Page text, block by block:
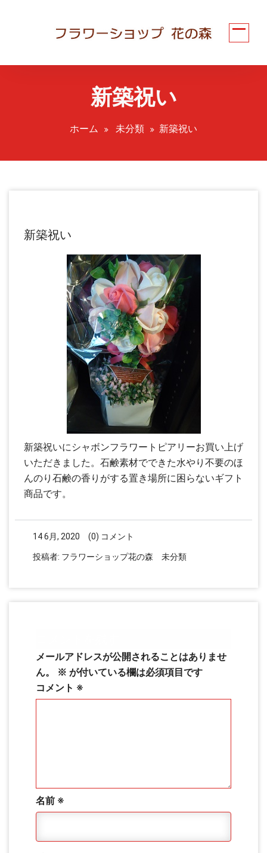
ツ
新築祝い
ホーム 未分類 新築祝い
新築祝い
新築祝いにシャボンフラワートピアリーお買い上げ
いただきました。石鹸素材でできた水やり不要のほ
んのり石鹸の香りがする置き場所に困らないギフト
商品です。
14 6月, 2020 (0) コメント
投稿者: フラワーショップ花の森 未分類
メールアドレスが公開されることはありませ
ん。
※ が付いている欄は必須項目です
コメント ※
名前 ※